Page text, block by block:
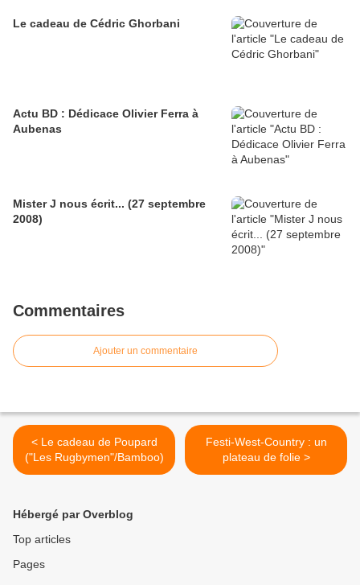
Le cadeau de Cédric Ghorbani
Actu BD : Dédicace Olivier Ferra à
Aubenas
Mister J nous écrit... (27 septembre
2008)
Commentaires
Ajouter un commentaire
< Le cadeau de Poupard
("Les Rugbymen"/Bamboo)
Festi-West-Country : un
plateau de folie >
Hébergé par Overblog
Top articles
Pages